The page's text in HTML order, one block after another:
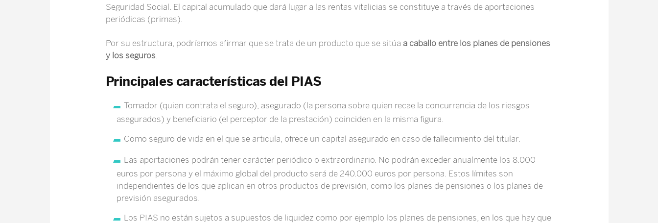
Seguridad Social. El capital acumulado que dará lugar a las rentas vitalicias se constituye a través de aportaciones
periódicas (primas).
Por su estructura, podríamos afirmar que se trata de un producto que se sitúa a caballo entre los planes de pensiones
y los seguros.
Principales características del PIAS
Tomador (quien contrata el seguro), asegurado (la persona sobre quien recae la concurrencia de los riesgos
asegurados) y beneficiario (el perceptor de la prestación) coinciden en la misma figura.
Como seguro de vida en el que se articula, ofrece un capital asegurado en caso de fallecimiento del titular.
Las aportaciones podrán tener carácter periódico o extraordinario. No podrán exceder anualmente los 8.000
euros por persona y el máximo global del producto será de 240.000 euros por persona. Estos límites son
independientes de los que aplican en otros productos de previsión, como los planes de pensiones o los planes de
previsión asegurados.
Los PIAS no están sujetos a supuestos de liquidez como por ejemplo los planes de pensiones, en los que hay que